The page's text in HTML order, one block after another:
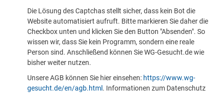
Die Lösung des Captchas stellt sicher, dass kein Bot die
Website automatisiert aufruft. Bitte markieren Sie daher die
Checkbox unten und klicken Sie den Button "Absenden". So
wissen wir, dass Sie kein Programm, sondern eine reale
Person sind. Anschließend können Sie WG-Gesucht.de wie
bisher weiter nutzen.
Unsere AGB können Sie hier einsehen: https://www.wg-
gesucht.de/en/agb.html . Informationen zum Datenschutz